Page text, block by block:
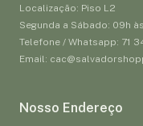
Localização: Piso L2
Segunda a Sábado: 09h
Telefone / Whatsapp: 71
Email:
Nosso Endereço